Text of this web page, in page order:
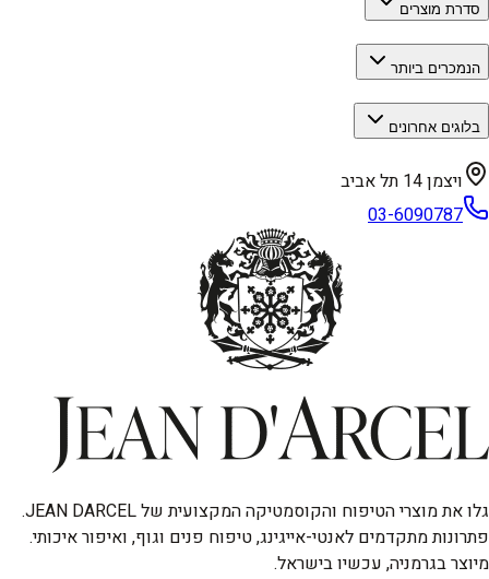
סדרת מוצרים
הנמכרים ביותר
בלוגים אחרונים
ויצמן 14 תל אביב
03-6090787
גלו את מוצרי הטיפוח והקוסמטיקה המקצועית של JEAN DARCEL.
פתרונות מתקדמים לאנטי-אייגינג, טיפוח פנים וגוף, ואיפור איכותי.
מיוצר בגרמניה, עכשיו בישראל.